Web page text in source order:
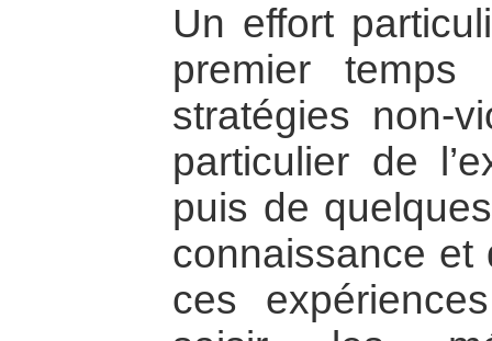
Un effort
premier temps
stratégies non-
particulier de
puis de
connaissance et
ces